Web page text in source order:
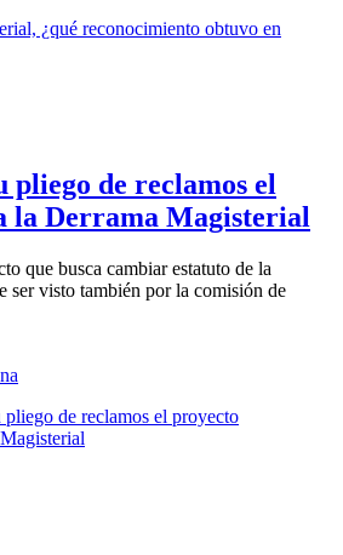
pliego de reclamos el
la Derrama Magisterial
que busca cambiar estatuto de la
ser visto también por la comisión de